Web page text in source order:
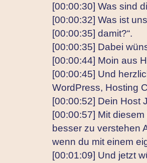
[00:00:30] Was sind
[00:00:32] Was ist
[00:00:35] damit?“.
[00:00:35] Dabei
[00:00:44] Moin aus
[00:00:45] Und
WordPress, Hosting
[00:00:52] Dein Host
[00:00:57] Mit
besser zu verstehen
wenn du mit einem
[00:01:09] Und jetzt